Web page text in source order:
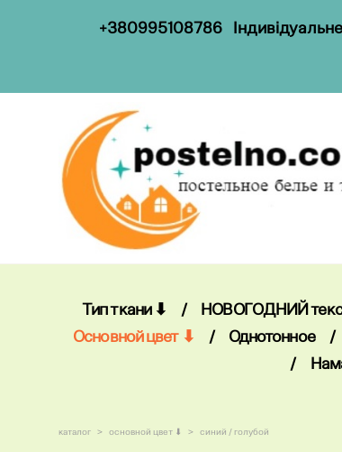
+380995108786
Тип ткани ⬇ / НОВОГОДНИЙ
Основной цвет ⬇
/ Однотонное /
/
каталог > основной цвет ⬇ > синий / голубой